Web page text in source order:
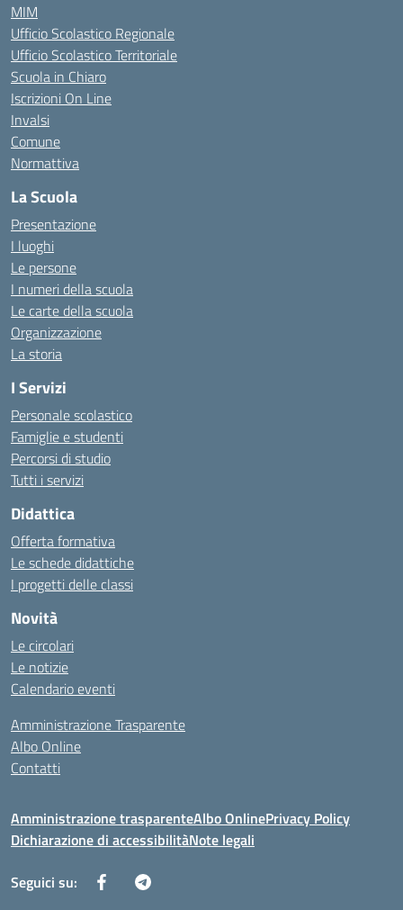
MIM
Ufficio Scolastico Regionale
Ufficio Scolastico Territoriale
Scuola in Chiaro
Iscrizioni On Line
Invalsi
Comune
Normattiva
La Scuola
Presentazione
I luoghi
Le persone
I numeri della scuola
Le carte della scuola
Organizzazione
La storia
I Servizi
Personale scolastico
Famiglie e studenti
Percorsi di studio
Tutti i servizi
Didattica
Offerta formativa
Le schede didattiche
I progetti delle classi
Novità
Le circolari
Le notizie
Calendario eventi
Amministrazione Trasparente
Albo Online
Contatti
Amministrazione trasparenteAlbo OnlinePrivacy Policy
Dichiarazione di accessibilitàNote legali
Seguici su: